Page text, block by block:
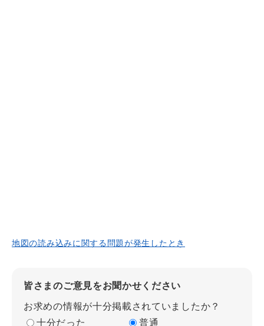
地図の読み込みに関する問題が発生したとき
皆さまのご意見をお聞かせください
お求めの情報が十分掲載されていましたか？
十分だった
普通